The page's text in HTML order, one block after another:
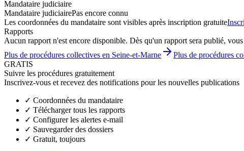
Mandataire judiciaire
Mandataire judiciairePas encore connu
Les coordonnées du mandataire sont visibles après inscription gratuite
Rapports
Aucun rapport n'est encore disponible. Dès qu'un rapport sera publié,
Plus de procédures collectives en Seine-et-Marne
Plus de procédures
GRATIS
Suivre les procédures gratuitement
Inscrivez-vous et recevez des notifications pour les nouvelles publications
✓ Coordonnées du mandataire
✓ Télécharger tous les rapports
✓ Configurer les alertes e-mail
✓ Sauvegarder des dossiers
✓ Gratuit, toujours